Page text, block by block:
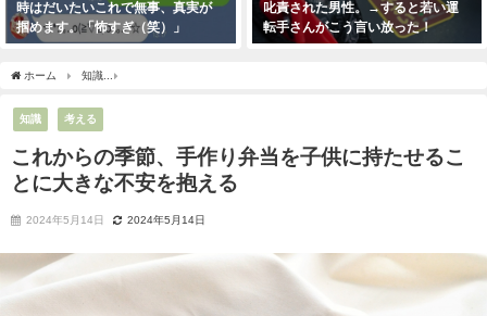
時はだいたいこれで無事、真実が
掴めます。「怖すぎ（笑）」
叱責された男性。→すると若い運
転手さんがこう言い放った！
ホーム 知識
知識 考える
これからの季節、手作り弁当を子供に持たせるこ
とに大きな不安を抱える
2024年5月14日 2024年5月14日